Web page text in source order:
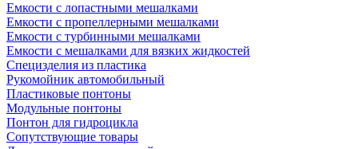
Емкости с лопастными мешалками
Емкости с пропеллерными мешалками
Емкости с турбинными мешалками
Емкости с мешалками для вязких жидкостей
Специзделия из пластика
Рукомойник автомобильный
Пластиковые понтоны
Модульные понтоны
Понтон для гидроцикла
Сопутствующие товары